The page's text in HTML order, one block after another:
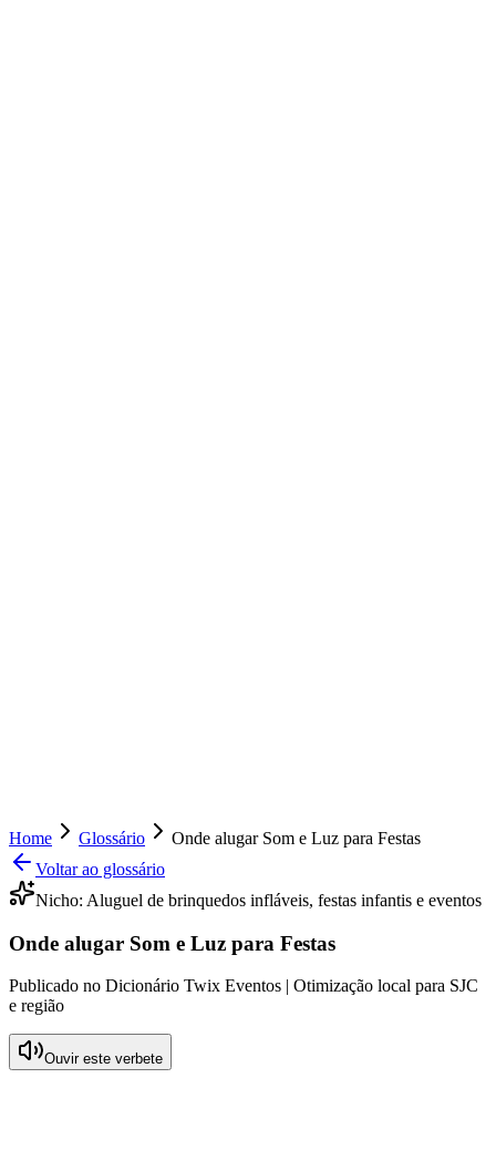
Home Glossário
Onde alugar Som e Luz para Festas
Voltar ao glossário
Nicho: Aluguel de brinquedos infláveis, festas infantis e eventos
Onde alugar Som e Luz para Festas
Publicado no Dicionário Twix Eventos | Otimização local para SJC
e região
Ouvir este verbete